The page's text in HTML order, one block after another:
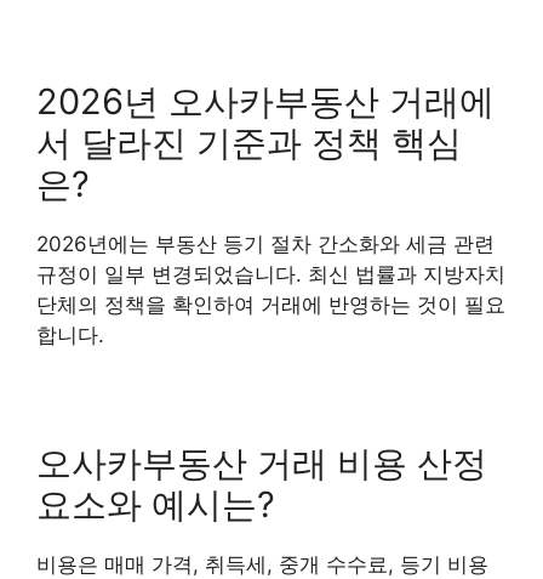
2026년 오사카부동산 거래에
서 달라진 기준과 정책 핵심
은?
2026년에는 부동산 등기 절차 간소화와 세금 관련
규정이 일부 변경되었습니다. 최신 법률과 지방자치
단체의 정책을 확인하여 거래에 반영하는 것이 필요
합니다.
오사카부동산 거래 비용 산정
요소와 예시는?
비용은 매매 가격, 취득세, 중개 수수료, 등기 비용